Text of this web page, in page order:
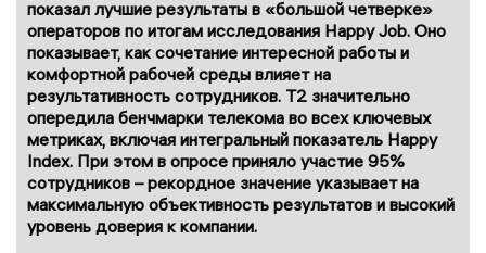
показал лучшие результаты в «большой четверке»
операторов по итогам исследования Happy Job. Оно
показывает, как сочетание интересной работы и
комфортной рабочей среды влияет на
результативность сотрудников. Т2 значительно
опередила бенчмарки телекома во всех ключевых
метриках, включая интегральный показатель Happy
Index. При этом в опросе приняло участие 95%
сотрудников – рекордное значение указывает на
максимальную объективность результатов и высокий
уровень доверия к компании.